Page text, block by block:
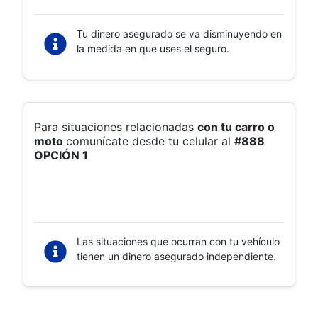
Tu dinero asegurado se va disminuyendo en
la medida en que uses el seguro.
Para situaciones relacionadas con tu carro o
moto comunícate desde tu celular al #888
OPCIÓN 1
Las situaciones que ocurran con tu vehículo
tienen un dinero asegurado independiente.